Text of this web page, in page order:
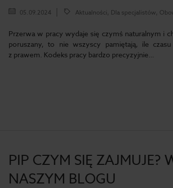
05.09.2024 Aktualności, Dla specjalistów,
Przerwa w pracy wydaje się czymś naturalnym i
poruszany, to nie wszyscy pamiętają, ile
z prawem. Kodeks pracy bardzo precyzyjnie…
PIP CZYM SIĘ ZAJMUJE?
NASZYM BLOGU